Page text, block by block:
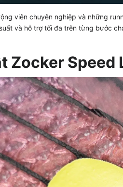
viên chuyên nghiệp và những
và hỗ trợ tối đa trên từng bước
Zocker Speed